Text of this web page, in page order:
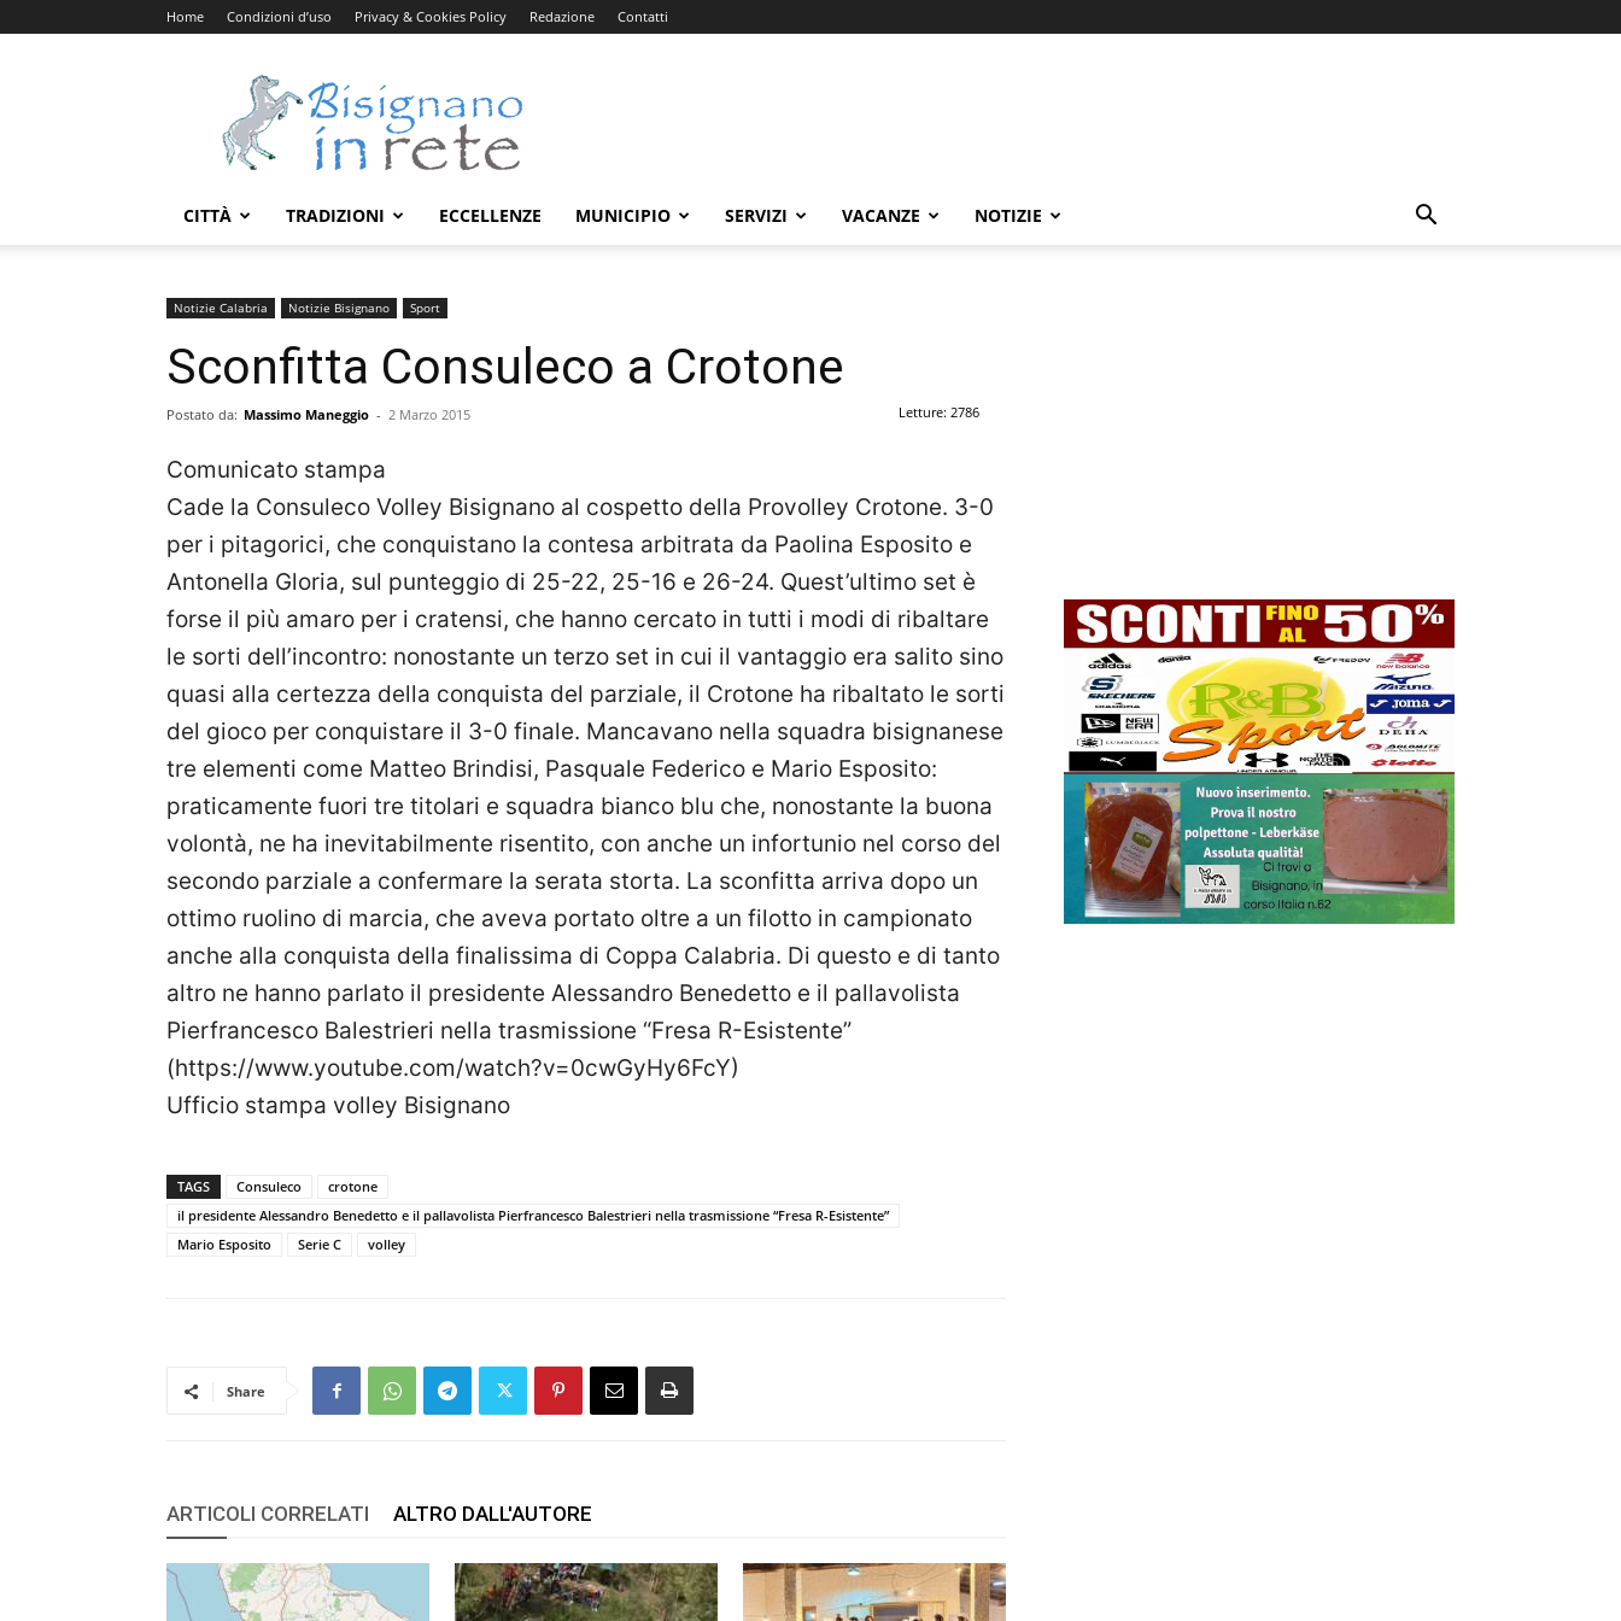
Home Condizioni d’uso Privacy & Cookies Policy Redazione Contatti
Bisignanoinrete.com
CITTÀ TRADIZIONI ECCELLENZE MUNICIPIO SERVIZI VACANZE NOTIZIE
Notizie Calabria Notizie Bisignano Sport
Sconfitta Consuleco a Crotone
Postato da: Massimo Maneggio - 2 Marzo 2015 Letture: 2786
Comunicato stampa
Cade la Consuleco Volley Bisignano al cospetto della Provolley Crotone. 3-0
per i pitagorici, che conquistano la contesa arbitrata da Paolina Esposito e
Antonella Gloria, sul punteggio di 25-22, 25-16 e 26-24. Quest’ultimo set è
forse il più amaro per i cratensi, che hanno cercato in tutti i modi di ribaltare
le sorti dell’incontro: nonostante un terzo set in cui il vantaggio era salito sino
quasi alla certezza della conquista del parziale, il Crotone ha ribaltato le sorti
del gioco per conquistare il 3-0 finale. Mancavano nella squadra bisignanese
tre elementi come Matteo Brindisi, Pasquale Federico e Mario Esposito:
praticamente fuori tre titolari e squadra bianco blu che, nonostante la buona
volontà, ne ha inevitabilmente risentito, con anche un infortunio nel corso del
secondo parziale a confermare la serata storta. La sconfitta arriva dopo un
ottimo ruolino di marcia, che aveva portato oltre a un filotto in campionato
anche alla conquista della finalissima di Coppa Calabria. Di questo e di tanto
altro ne hanno parlato il presidente Alessandro Benedetto e il pallavolista
Pierfrancesco Balestrieri nella trasmissione “Fresa R-Esistente”
(https://www.youtube.com/watch?v=0cwGyHy6FcY)
Ufficio stampa volley Bisignano
TAGS Consuleco
crotone
il presidente Alessandro Benedetto e il pallavolista Pierfrancesco Balestrieri nella trasmissione “Fresa R-Esistente”
Mario Esposito
Serie C volley
Share
ARTICOLI CORRELATI ALTRO DALL'AUTORE